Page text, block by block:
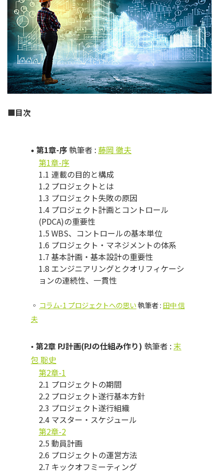
■目次
• 第1章-序執筆者 : 藤岡 徹夫
第1章-序
1.1 連載の目的と構成
1.2 プロジェクトとは
1.3 プロジェクト失敗の原因
1.4 プロジェクト計画とコントロール
(PDCA)の重要性
1.5 WBS、コントロールの基本単位
1.6 プロジェクト・マネジメントの体系
1.7 基本計画・基本設計の重要性
1.8 エンジニアリングとクオリフィケーシ
ョンの連続性、一貫性
◦ コラム-1 プロジェクトへの思い執筆者 : 田中 信
夫
• 第2章 PJ計画(PJの仕組み作り) 執筆者 : 末
包 聡史
第2章-1
2.1 プロジェクトの期間
2.2 プロジェクト遂行基本方針
2.3 プロジェクト遂行組織
2.4 マスター・スケジュール
第2章-2
2.5 動員計画
2.6 プロジェクトの運営方法
2.7 キックオフミーティング